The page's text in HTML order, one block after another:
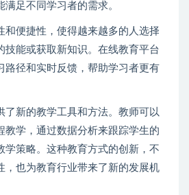
足不同学习者的需求。
和便捷性，使得越来越多的人选择
技能或获取新知识。在线教育平台
路径和实时反馈，帮助学习者更有
了新的教学工具和方法。教师可以
教学，通过数据分析来跟踪学生的
学策略。这种教育方式的创新，不
，也为教育行业带来了新的发展机